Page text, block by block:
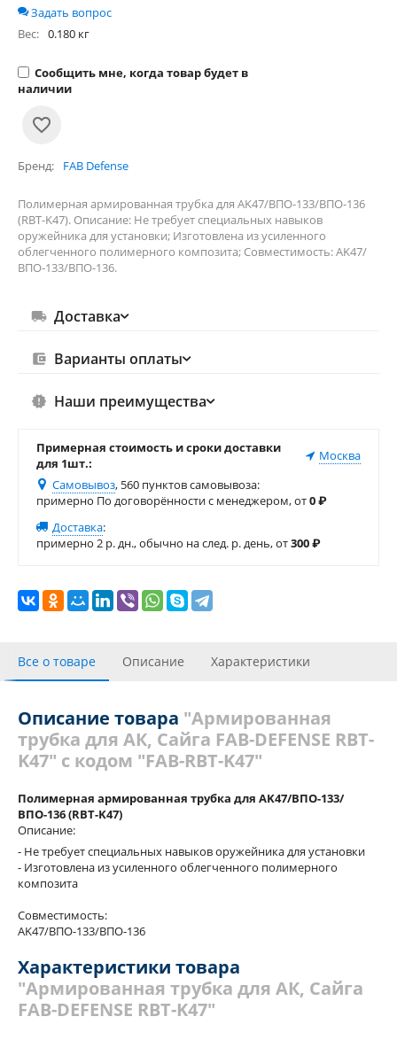
Задать вопрос
Вес: 0.180 кг
Сообщить мне, когда товар будет в
наличии
Бренд FAB Defense
Полимерная армированная трубка для AK47/ВПО-133/ВПО-136
(RBT-K47). Описание: Не требует специальных навыков
оружейника для установки; Изготовлена из усиленного
облегченного полимерного композита; Совместимость: AK47/
ВПО-133/ВПО-136.
Доставка
Варианты оплаты
Наши преимущества
Примерная стоимость и сроки доставки
для 1шт.:
Москва
Самовывоз, 560 пунктов самовывоза:
примерно По договорённости с менеджером, от0₽
Доставка:
примерно 2 р. дн., обычно на след. р. день, от300₽
Все о товаре Описание Характеристики
Описание товара "Армированная
трубка для АК, Сайга FAB-DEFENSE RBT-
K47" с кодом "FAB-RBT-K47"
Полимерная армированная трубка для AK47/ВПО-133/
ВПО-136 (RBT-K47)
Описание:
- Не требует специальных навыков оружейника для установки
- Изготовлена из усиленного облегченного полимерного
композита
Совместимость:
AK47/ВПО-133/ВПО-136
Характеристики товара
"Армированная трубка для АК, Сайга
FAB-DEFENSE RBT-K47"